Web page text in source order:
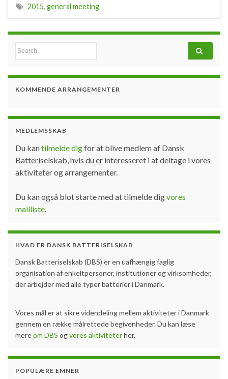
2015, general meeting
Search for:
KOMMENDE ARRANGEMENTER
MEDLEMSSKAB
Du kantilmelde digfor at blive medlem af Dansk
Batteriselskab, hvis du er interesseret i at deltage i vores
aktiviteter og arrangementer.
Du kan også blot starte med at tilmelde digvores
mailliste.
HVAD ER DANSK BATTERISELSKAB
Dansk Batteriselskab (DBS) er en uafhængig faglig
organisation af enkeltpersoner, institutioner og virksomheder,
der arbejder med alle typer batterier i Danmark.
Vores mål er at sikre videndeling mellem aktiviteter i Danmark
gennem en række målrettede begivenheder. Du kan læse
mereom DBS ogvores aktiviteterher.
POPULÆRE EMNER